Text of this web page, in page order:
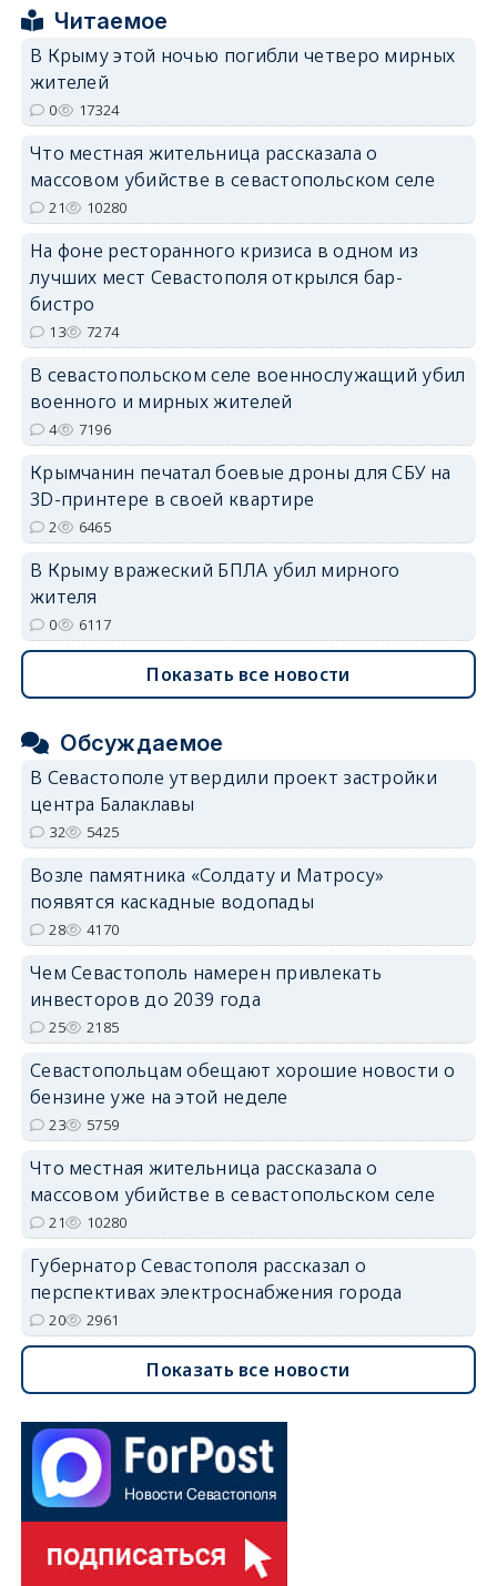
erid: 2SDnjdPjgYS
erid: 2SDnjdvhGXG
Читаемое
В Крыму этой ночью погибли четверо мирных
жителей
0 17324
Что местная жительница рассказала о
массовом убийстве в севастопольском селе
21 10280
На фоне ресторанного кризиса в одном из
лучших мест Севастополя открылся бар-
бистро
13 7274
В севастопольском селе военнослужащий убил
военного и мирных жителей
4 7196
Крымчанин печатал боевые дроны для СБУ на
3D-принтере в своей квартире
2 6465
В Крыму вражеский БПЛА убил мирного
жителя
0 6117
Показать все новости
Обсуждаемое
В Севастополе утвердили проект застройки
центра Балаклавы
32 5425
Возле памятника «Солдату и Матросу»
появятся каскадные водопады
28 4170
Чем Севастополь намерен привлекать
инвесторов до 2039 года
25 2185
Севастопольцам обещают хорошие новости о
бензине уже на этой неделе
23 5759
Что местная жительница рассказала о
массовом убийстве в севастопольском селе
21 10280
Губернатор Севастополя рассказал о
перспективах электроснабжения города
20 2961
Показать все новости